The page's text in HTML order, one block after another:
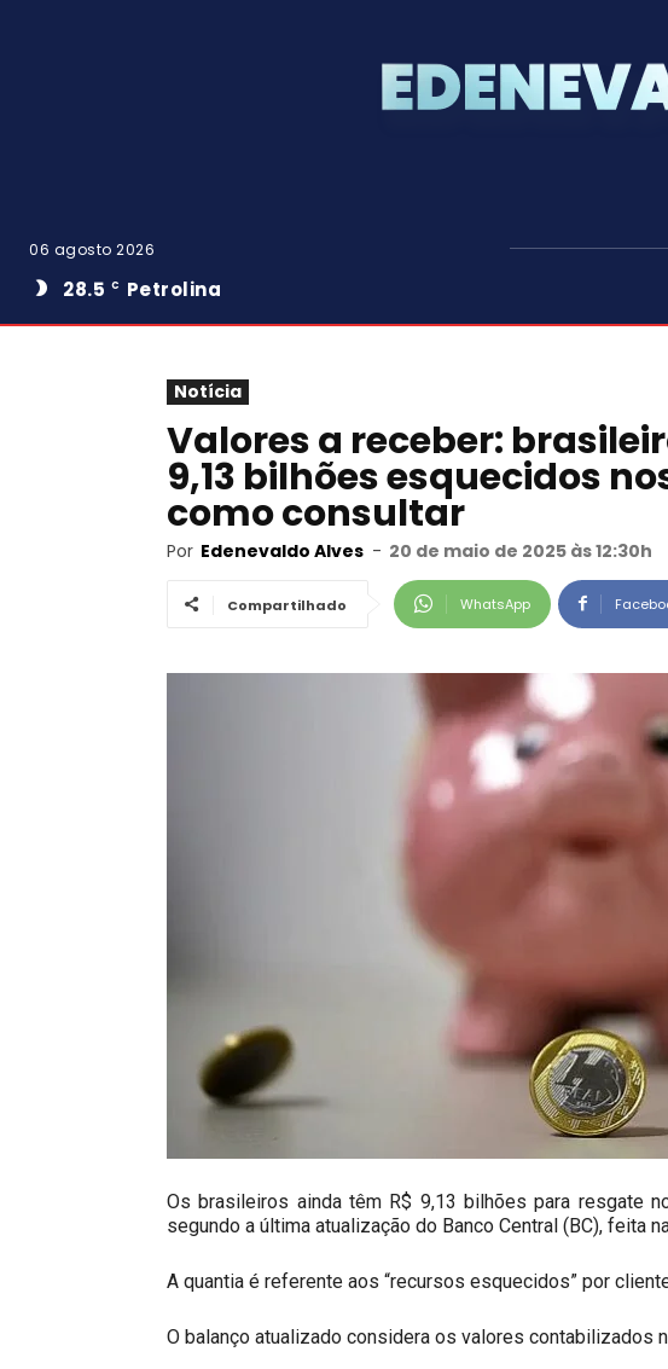
06 agosto 2026
28.5 C Petrolina
Notícia
Valores a receber:
9,13 bilhões esquecidos
como consultar
Por Edenevaldo Alves - 20 de maio de 2025 às 12:30h
Compartilhado WhatsApp
Os brasileiros ainda têm R$ 9,13 bilhões para resgate
segundo a última atualização do Banco Central (BC), feita
A quantia é referente aos “recursos esquecidos” por
O balanço atualizado considera os valores contabilizados